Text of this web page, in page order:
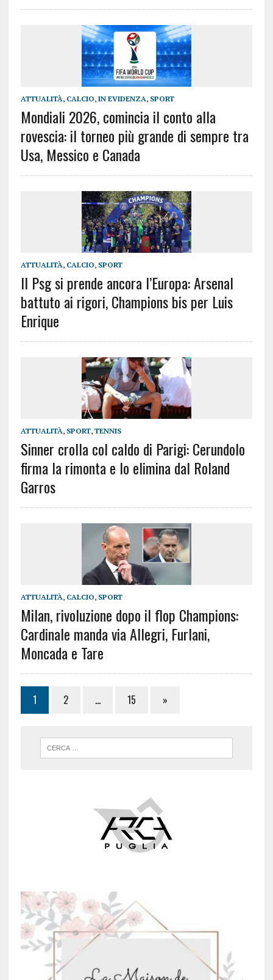
ATTUALITÀ, CALCIO, IN EVIDENZA, SPORT
Mondiali 2026, comincia il conto alla
rovescia: il torneo più grande di sempre tra
Usa, Messico e Canada
ATTUALITÀ, CALCIO, SPORT
Il Psg si prende ancora l’Europa: Arsenal
battuto ai rigori, Champions bis per Luis
Enrique
ATTUALITÀ, SPORT, TENNIS
Sinner crolla col caldo di Parigi: Cerundolo
firma la rimonta e lo elimina dal Roland
Garros
ATTUALITÀ, CALCIO, SPORT
Milan, rivoluzione dopo il flop Champions:
Cardinale manda via Allegri, Furlani,
Moncada e Tare
1 2 … 15 »